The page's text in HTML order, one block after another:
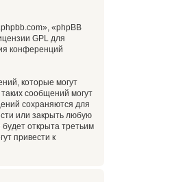
«phpBB
GPL для
конференций
которые могут
сообщений могут
сохраняются для
или закрыть любую
открыта третьим
привести к